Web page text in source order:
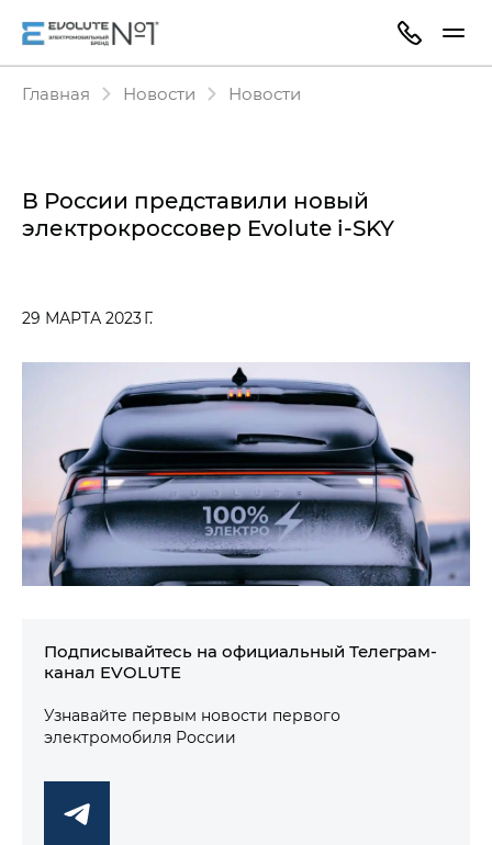
Главная Новости Новости
В России представили новый
электрокроссовер Evolute i‑SKY
29 МАРТА 2023 Г.
Подписывайтесь на официальный Телеграм-
канал EVOLUTE
Узнавайте первым новости первого
электромобиля России